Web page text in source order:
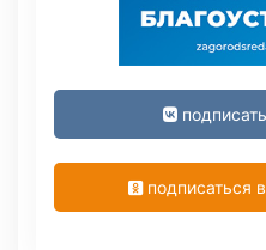
подписаться